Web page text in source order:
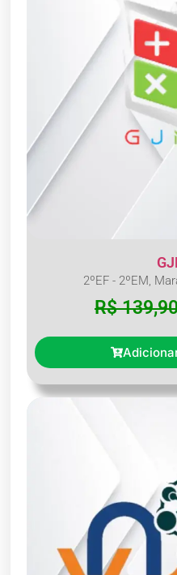
2ºEF - 2ºEM,
R$